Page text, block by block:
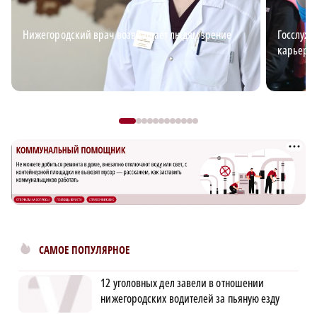
Нижегородский врач возвращает людям зрение
САМОЕ ПОПУЛЯРНОЕ
12 уголовных дел завели в отношении
нижегородских водителей за пьяную езду